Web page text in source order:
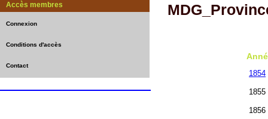
Accès membres
Connexion
Conditions d'accès
Contact
1854
1855
1856